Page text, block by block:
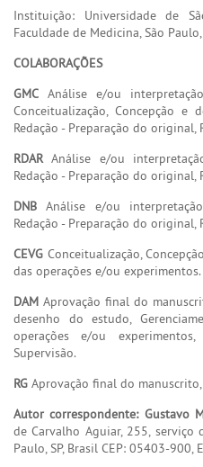
Instituição: Universidade de
Faculdade de Medicina, São Paulo,
COLABORAÇÕES
GMC Análise e/ou
Conceitualização, Concepção e
Redação - Preparação do original,
RDARAnálise e/ou
Redação - Preparação do original,
DNB Análise e/ou
Redação - Preparação do original,
CEVG Conceitualização,
das operações e/ou experimentos.
DAM Aprovação final do
desenho do estudo,
operações e/ou
Supervisão.
RG Aprovação final do
Autor correspondente: Gustavo
de Carvalho Aguiar, 255, serviço
Paulo, SP, Brasil CEP: 05403-900,